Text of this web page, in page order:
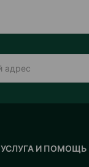
УСЛУГА И ПОМОЩЬ